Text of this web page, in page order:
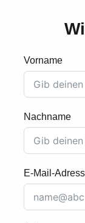
Vorname
Nachname
E-Mail-